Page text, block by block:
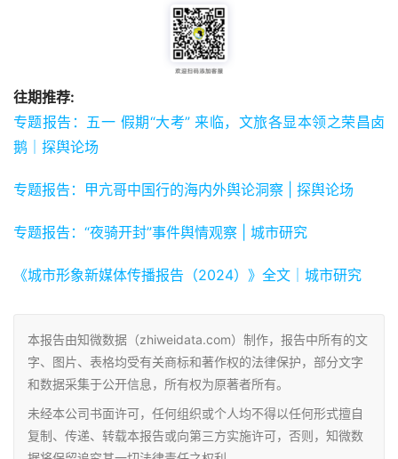
往期推荐:
专题报告：五一 假期“大考” 来临，文旅各显本领之荣昌卤
鹅｜探舆论场
专题报告：甲亢哥中国行的海内外舆论洞察 | 探舆论场
专题报告：“夜骑开封”事件舆情观察 | 城市研究
《城市形象新媒体传播报告（2024）》全文｜城市研究
本报告由知微数据（zhiweidata.com）制作，报告中所有的文
字、图片、表格均受有关商标和著作权的法律保护，部分文字
和数据采集于公开信息，所有权为原著者所有。
未经本公司书面许可，任何组织或个人均不得以任何形式擅自
复制、传递、转载本报告或向第三方实施许可，否则，知微数